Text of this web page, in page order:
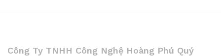
Công Ty TNHH Công Nghệ Hoàng Phú Quý